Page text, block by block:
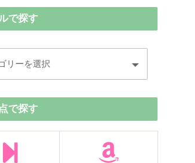
で探す
で探す